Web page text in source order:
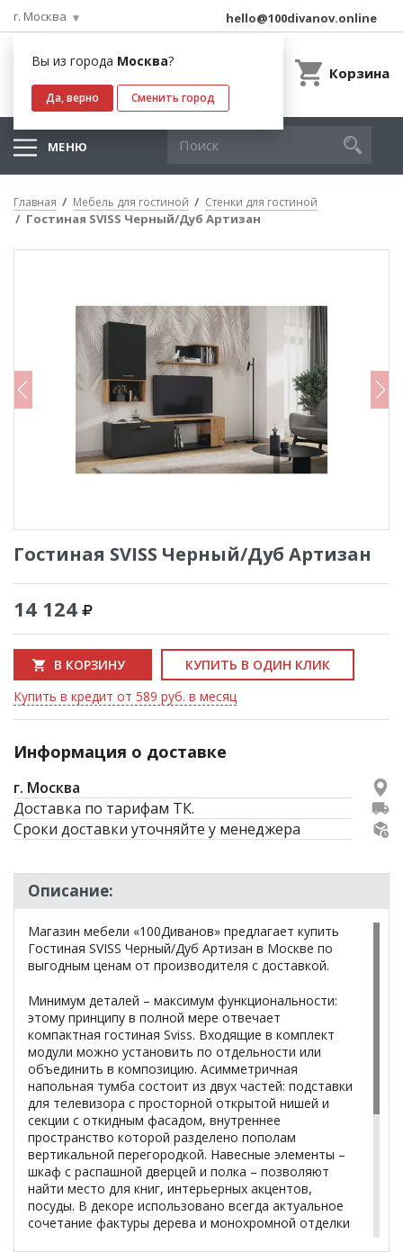
г. Москва
Вы из города Москва?
Да, верно Сменить город
hello@100divanov.online
Корзина
МЕНЮ
Главная Мебель для гостиной Стенки для гостиной
Гостиная SVISS Черный/Дуб Артизан
Гостиная SVISS Черный/Дуб Артизан
14 124
В КОРЗИНУ
КУПИТЬ В ОДИН КЛИК
Купить в кредит от 589 руб. в месяц
Информация о доставке
г. Москва
Доставка по тарифам ТК.
Сроки доставки уточняйте у менеджера
Описание:
Магазин мебели «100Диванов» предлагает купить
Гостиная SVISS Черный/Дуб Артизан в Москве по
выгодным ценам от производителя с доставкой.
Минимум деталей – максимум функциональности:
этому принципу в полной мере отвечает
компактная гостиная Sviss. Входящие в комплект
модули можно установить по отдельности или
объединить в композицию. Асимметричная
напольная тумба состоит из двух частей: подставки
для телевизора с просторной открытой нишей и
секции с откидным фасадом, внутреннее
пространство которой разделено пополам
вертикальной перегородкой. Навесные элементы –
шкаф с распашной дверцей и полка – позволяют
найти место для книг, интерьерных акцентов,
посуды. В декоре использовано всегда актуальное
сочетание фактуры дерева и монохромной отделки